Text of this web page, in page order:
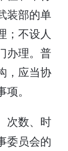
装部的单
；不设人
办理。普
，应当协
。
次数、时
委员会的